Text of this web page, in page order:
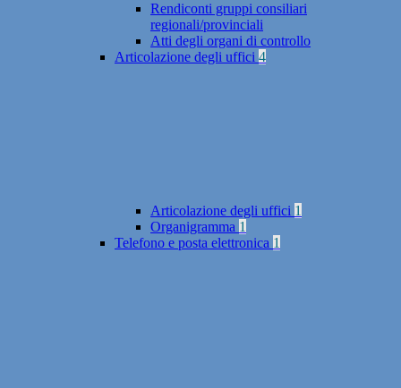
Rendiconti gruppi consiliari
regionali/provinciali
Atti degli organi di controllo
Articolazione degli uffici 4
Articolazione degli uffici 1
Organigramma 1
Telefono e posta elettronica 1